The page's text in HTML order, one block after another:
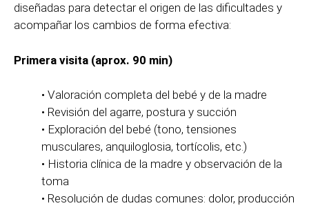
diseñadas para detectar el origen de las dificultades y
acompañar los cambios de forma efectiva:
Primera visita (aprox. 90 min)
• Valoración completa del bebé y de la madre
• Revisión del agarre, postura y succión
• Exploración del bebé (tono, tensiones
musculares, anquiloglosia, tortícolis, etc.)
• Historia clínica de la madre y observación de la
toma
• Resolución de dudas comunes: dolor, producción